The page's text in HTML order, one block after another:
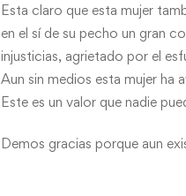
Esta claro que esta mujer
en el sí de su pecho un gran
injusticias, agrietado por el
Aun sin medios esta mujer ha
Este es un valor que nadie
Demos gracias porque aun